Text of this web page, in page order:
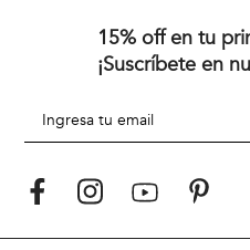
15% off en tu
¡Suscríbete en